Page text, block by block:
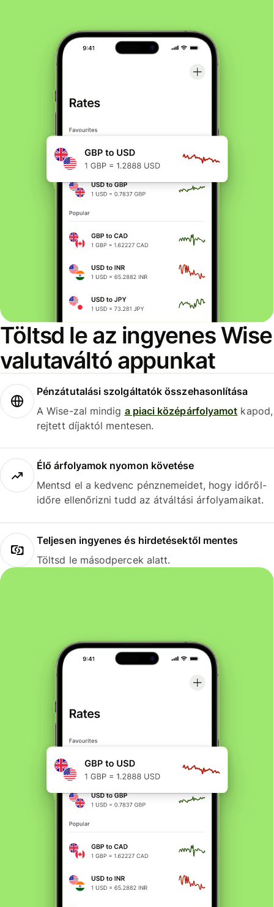
Töltsd le az ingyenes Wise
valutaváltó appunkat
Pénzátutalási szolgáltatók összehasonlítása
A Wise-zal mindig a piaci középárfolyamot kapod,
rejtett díjaktól mentesen.
Élő árfolyamok nyomon követése
Mentsd el a kedvenc pénznemeidet, hogy időről-
időre ellenőrizni tudd az átváltási árfolyamaikat.
Teljesen ingyenes és hirdetésektől mentes
Töltsd le másodpercek alatt.